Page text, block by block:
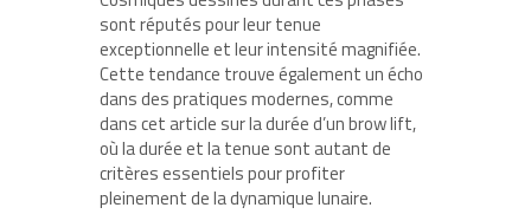
sont réputés pour leur tenue
exceptionnelle et leur intensité magnifiée.
Cette tendance trouve également un écho
dans des pratiques modernes, comme
dans cet article sur la durée d’un brow lift,
où la durée et la tenue sont autant de
critères essentiels pour profiter
pleinement de la dynamique lunaire.